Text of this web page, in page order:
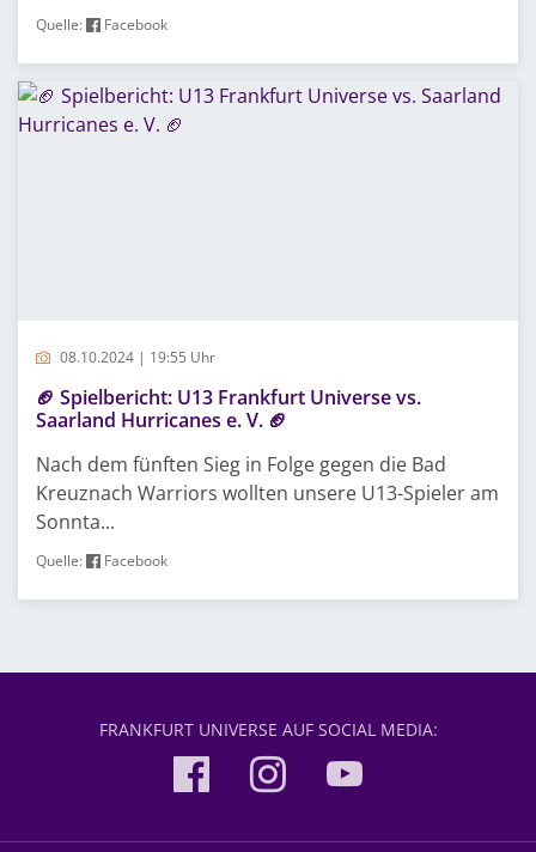
Quelle: Facebook
08.10.2024 | 19:55 Uhr
🏈 Spielbericht: U13 Frankfurt Universe vs.
Saarland Hurricanes e. V. 🏈
Nach dem fünften Sieg in Folge gegen die Bad
Kreuznach Warriors wollten unsere U13-Spieler am
Sonnta...
Quelle: Facebook
FRANKFURT UNIVERSE AUF SOCIAL MEDIA: